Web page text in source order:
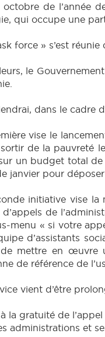
octobre de l’année
qui occupe une
force » s’est
le
dans le cadre
vise le
de la pauvreté
un budget total de
janvier pour
initiative vise la
d’appels de
menu « si votre
d’assistants
mettre en œuvre
de référence de
vient d’être
la gratuité de
administrations et